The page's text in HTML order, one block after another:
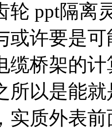
轮 ppt隔离
或许要是
缆桥架的
所以是能
实质外表